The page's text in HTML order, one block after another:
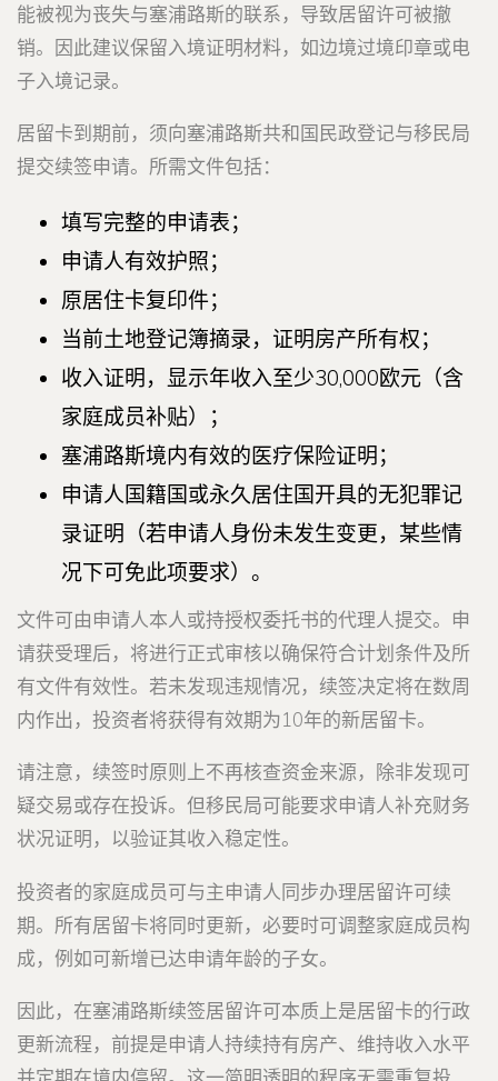
能被视为丧失与塞浦路斯的联系，导致居留许可被撤
销。因此建议保留入境证明材料，如边境过境印章或电
子入境记录。
居留卡到期前，须向塞浦路斯共和国民政登记与移民局
提交续签申请。所需文件包括：
填写完整的申请表；
申请人有效护照；
原居住卡复印件；
当前土地登记簿摘录，证明房产所有权；
收入证明，显示年收入至少30,000欧元（含
家庭成员补贴）；
塞浦路斯境内有效的医疗保险证明；
申请人国籍国或永久居住国开具的无犯罪记
录证明（若申请人身份未发生变更，某些情
况下可免此项要求）。
文件可由申请人本人或持授权委托书的代理人提交。申
请获受理后，将进行正式审核以确保符合计划条件及所
有文件有效性。若未发现违规情况，续签决定将在数周
内作出，投资者将获得有效期为10年的新居留卡。
请注意，续签时原则上不再核查资金来源，除非发现可
疑交易或存在投诉。但移民局可能要求申请人补充财务
状况证明，以验证其收入稳定性。
投资者的家庭成员可与主申请人同步办理居留许可续
期。所有居留卡将同时更新，必要时可调整家庭成员构
成，例如可新增已达申请年龄的子女。
因此，在塞浦路斯续签居留许可本质上是居留卡的行政
更新流程，前提是申请人持续持有房产、维持收入水平